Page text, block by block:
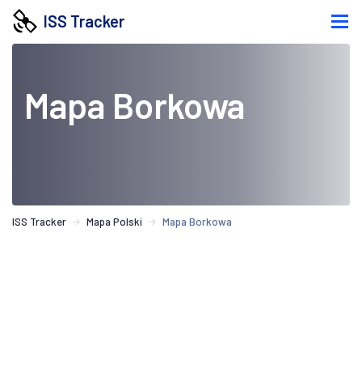
ISS Tracker
Mapa Borkowa
ISS Tracker Mapa Polski Mapa Borkowa